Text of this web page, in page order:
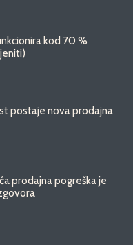
kod 70 %
postaje nova prodajna
prodajna pogreška je